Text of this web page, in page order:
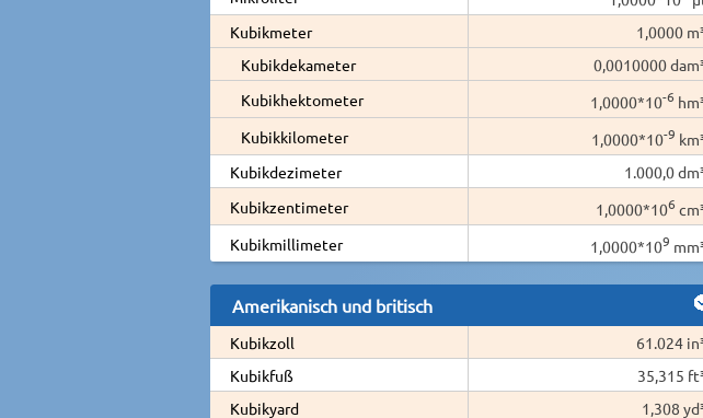
Kubikmeter
1,0000
Kubikdekameter
0,0010000
Kubikhektometer
1,0000*10-6
Kubikkilometer
1,0000*10-9
Kubikdezimeter
1.000,0
Kubikzentimeter
1,0000*106
Kubikmillimeter
1,0000*109
Amerikanisch und britisch
Kubikzoll
61.024
Kubikfuß
35,315
Kubikyard
1,308